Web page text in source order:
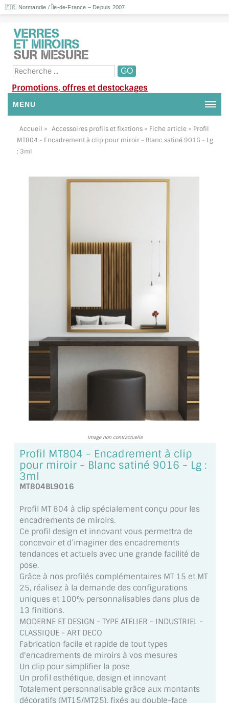
🇫🇷 Normandie / Île-de-France – Depuis 2007
Promotions, offres et destockages
MENU
NOUS CONTACTER
MON COMPTE / SE CONNECTER
TOUS LES TARIFS AU M2
AMBIANCE LAITON BROSSÉ
MIROIRS VIEILLIS AMBIANCE BRASSERIE
MIROIR SUR MESURE
MIROIR VIEILLI
LOTS DE MIROIRS EN MOZAÏQUE
MIROIR POUR PORTE
MIROIR DE SALLE DE BAIN
MIROIR PAROI DE DOUCHE
MIROIR POUR SALLE DE SPORT
MIROIR POUR SALLE DE DANSE
MIROIR ENCADRÉ
MIROIR TV
VERRE SUR MESURE
VERRE EXTRACLAIR
VERRE TREMPÉ (SÉCURIT)
PAROI DE DOUCHE
VERRE FEUILLETÉ
Accueil > Accessoires profils et fixations > Fiche article > Profil
MT804 - Encadrement à clip pour miroir - Blanc satiné 9016 - Lg
: 3ml
Image non contractuelle
Profil MT804 - Encadrement à clip
pour miroir - Blanc satiné 9016 - Lg :
3ml
MT804BL9016
Profil MT 804 à clip spécialement conçu pour les
encadrements de miroirs.
Ce profil design et innovant vous permettra de
concevoir et d’imaginer des encadrements
tendances et actuels avec une grande facilité de
pose.
Grâce à nos profilés complémentaires MT 15 et MT
25, réalisez à la demande des configurations
uniques et 100% personnalisables dans plus de
13 finitions.
MODERNE ET DESIGN - TYPE ATELIER - INDUSTRIEL -
CLASSIQUE - ART DECO
Fabrication facile et rapide de tout types
d'encadrements de miroirs à vos mesures
Un clip pour simplifier la pose
Un profil esthétique, design et innovant
Totalement personnalisable grâce aux montants
décoratifs (MT15/MT25), fixés au double-face